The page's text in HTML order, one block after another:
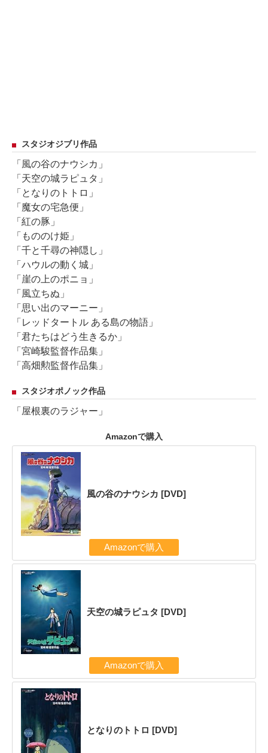
スタジオジブリ作品
「風の谷のナウシカ」
「天空の城ラピュタ」
「となりのトトロ」
「魔女の宅急便」
「紅の豚」
「もののけ姫」
「千と千尋の神隠し」
「ハウルの動く城」
「崖の上のポニョ」
「風立ちぬ」
「思い出のマーニー」
「レッドタートル ある島の物語」
「君たちはどう生きるか」
「宮崎駿監督作品集」
「高畑勲監督作品集」
スタジオポノック作品
「屋根裏のラジャー」
Amazonで購入
風の谷のナウシカ [DVD]
Amazonで購入
天空の城ラピュタ [DVD]
Amazonで購入
となりのトトロ [DVD]